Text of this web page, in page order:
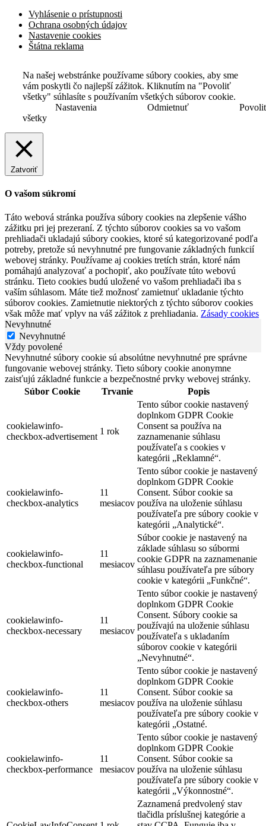
Vyhlásenie o prístupnosti
Ochrana osobných údajov
Nastavenie cookies
Štátna reklama
Na našej webstránke používame súbory cookies, aby sme
vám poskytli čo najlepší zážitok. Kliknutím na "Povoliť
všetky" súhlasíte s používaním všetkých súborov cookie.
Nastavenia
Odmietnuť
všetky
Zatvoriť
O vašom súkromí
Táto webová stránka používa súbory cookies na zlepšenie vášho
zážitku pri jej prezeraní. Z týchto súborov cookies sa vo vašom
prehliadači ukladajú súbory cookies, ktoré sú kategorizované podľa
potreby, pretože sú nevyhnutné pre fungovanie základných funkcií
webovej stránky. Používame aj cookies tretích strán, ktoré nám
pomáhajú analyzovať a pochopiť, ako používate túto webovú
stránku. Tieto cookies budú uložené vo vašom prehliadači iba s
vaším súhlasom. Máte tiež možnosť zamietnuť ukladanie týchto
súborov cookies. Zamietnutie niektorých z týchto súborov cookies
však môže mať vplyv na váš zážitok z prehliadania. Zásady cookies
Nevyhnutné
Nevyhnutné
Vždy povolené
Nevyhnutné súbory cookie sú absolútne nevyhnutné pre správne
fungovanie webovej stránky. Tieto súbory cookie anonymne
zaisťujú základné funkcie a bezpečnostné prvky webovej stránky.
Súbor Cookie
Trvanie Popis
cookielawinfo-
checkbox-advertisement
1 rok
Tento súbor cookie nastavený
doplnkom GDPR Cookie
Consent sa používa na
zaznamenanie súhlasu
používateľa s cookies v
kategórii „Reklamné“.
cookielawinfo-
checkbox-analytics
11
mesiacov
Tento súbor cookie je nastavený
doplnkom GDPR Cookie
Consent. Súbor cookie sa
používa na uloženie súhlasu
používateľa pre súbory cookie v
kategórii „Analytické“.
cookielawinfo-
checkbox-functional
11
mesiacov
Súbor cookie je nastavený na
základe súhlasu so súbormi
cookie GDPR na zaznamenanie
súhlasu používateľa pre súbory
cookie v kategórii „Funkčné“.
cookielawinfo-
checkbox-necessary
11
mesiacov
Tento súbor cookie je nastavený
doplnkom GDPR Cookie
Consent. Súbory cookie sa
používajú na uloženie súhlasu
používateľa s ukladaním
súborov cookie v kategórii
„Nevyhnutné“.
cookielawinfo-
checkbox-others
11
mesiacov
Tento súbor cookie je nastavený
doplnkom GDPR Cookie
Consent. Súbor cookie sa
používa na uloženie súhlasu
používateľa pre súbory cookie v
kategórii „Ostatné.
cookielawinfo-
checkbox-performance
11
mesiacov
Tento súbor cookie je nastavený
doplnkom GDPR Cookie
Consent. Súbor cookie sa
používa na uloženie súhlasu
používateľa pre súbory cookie v
kategórii „Výkonnostné“.
Zaznamená predvolený stav
tlačidla príslušnej kategórie a